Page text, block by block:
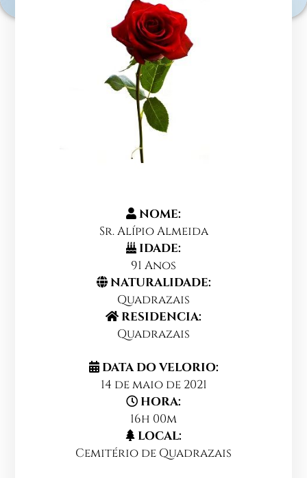
NOME:
Sr. Alípio Almeida
IDADE:
91 Anos
NATURALIDADE:
Quadrazais
RESIDENCIA:
Quadrazais
DATA DO VELORIO:
14 de maio de 2021
HORA:
16h 00m
LOCAL:
Cemitério de Quadrazais